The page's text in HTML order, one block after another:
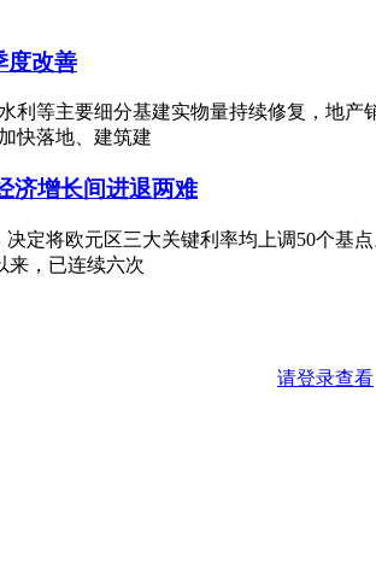
度改善
等主要细分基建实物量持续修复，地
快落地、建筑建
济增长间进退两难
定将欧元区三大关键利率均上调50个基
来，已连续六次
请登录查看